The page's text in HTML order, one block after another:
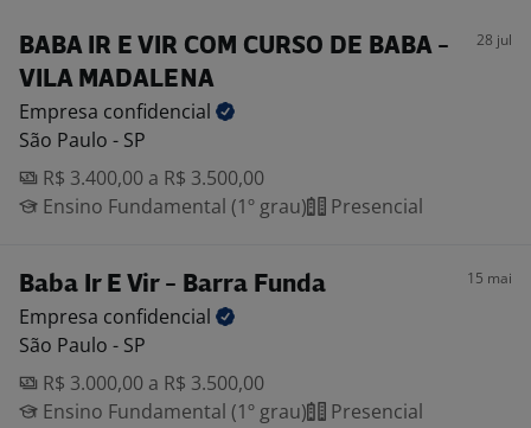
BABA IR E VIR COM CURSO DE BABA -
VILA MADALENA
28 jul
Empresa confidencial
São Paulo - SP
R$ 3.400,00 a R$ 3.500,00
Ensino Fundamental (1º grau)
Presencial
Baba Ir E Vir - Barra Funda 15 mai
Empresa confidencial
São Paulo - SP
R$ 3.000,00 a R$ 3.500,00
Ensino Fundamental (1º grau)
Presencial